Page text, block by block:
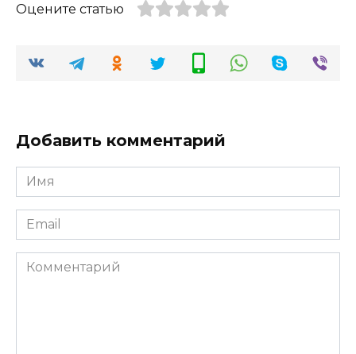
Оцените статью
Добавить комментарий
Имя
*
Email
*
Комментарий